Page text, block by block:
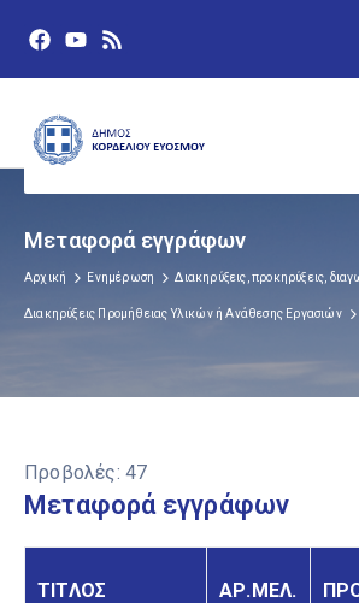
Μεταφορά εγγράφων
Αρχική Ενημέρωση Διακηρύξεις, προκηρύξεις,
Διακηρύξεις Προμήθειας Υλικών ή Ανάθεσης Εργασιών
Προβολές: 47
Μεταφορά εγγράφων
ΤΙΤΛΟΣ ΑΡ.ΜΕΛ.